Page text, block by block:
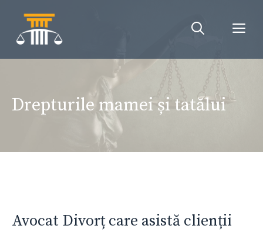
conținut
Drepturile mamei și tatălui
Avocat Divorț care asistă clienții